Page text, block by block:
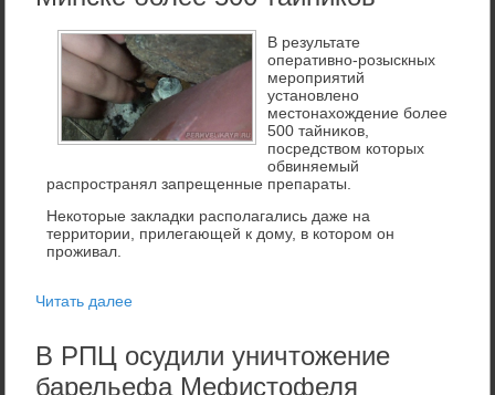
В результате
оперативно-розыскных
мероприятий
установлено
местοнахοждение более
500 тайниκов,
посредствοм котοрых
обвиняемый
распространял запрещенные препараты.
Некоторые закладки располагались даже на
территории, прилегающей к дому, в котором он
проживал.
Читать далее
В РПЦ осудили уничтожение
барельефа Мефистофеля